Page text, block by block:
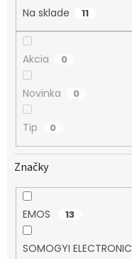
Na sklade 11
Akcia 0
Novinka 0
Tip 0
Značky
EMOS 13
SOMOGYI ELECTRONIC